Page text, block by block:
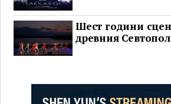
Шест години
древния